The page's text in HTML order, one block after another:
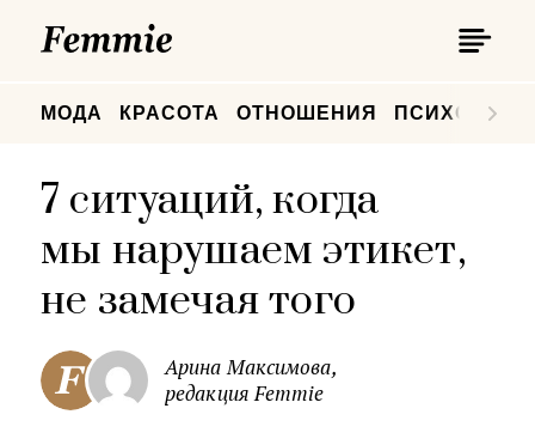
МОДА КРАСОТА ОТНОШЕНИЯ
7 ситуаций, когда
мы нарушаем этикет,
не замечая того
Арина Максимова,
редакция Femmie